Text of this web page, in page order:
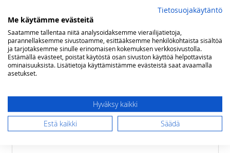
1
star
2
stars
3
stars
4
stars
5
stars
Nimimerkki
Tietosuojakäytäntö
Me käytämme evästeitä
Saatamme tallentaa niitä analysoidaksemme vierailijatietoja,
parannellaksemme sivustoamme, esittääksemme henkilökohtaista sisältöä
ja tarjotaksemme sinulle erinomaisen kokemuksen verkkosivustolla.
Estämällä evästeet, poistat käytöstä osan sivuston käyttöä helpottavista
ominaisuuksista. Lisätietoja käyttämistämme evästeistä saat avaamalla
asetukset.
Hyväksy kaikki
Estä kaikki Säädä